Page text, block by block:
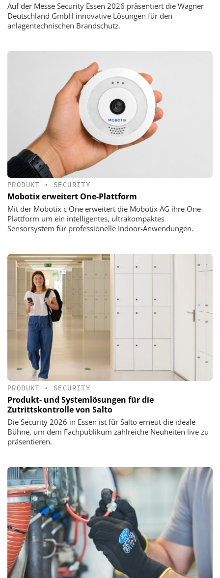
Auf der Messe Security Essen 2026 präsentiert die Wagner
Deutschland GmbH innovative Lösungen für den
anlagentechnischen Brandschutz.
PRODUKT • SECURITY
Mobotix erweitert One-Plattform
Mit der Mobotix c One erweitert die Mobotix AG ihre One-
Plattform um ein intelligentes, ultrakompaktes
Sensorsystem für professionelle Indoor-Anwendungen.
PRODUKT • SECURITY
Produkt- und Systemlösungen für die
Zutrittskontrolle von Salto
Die Security 2026 in Essen ist für Salto erneut die ideale
Bühne, um dem Fachpublikum zahlreiche Neuheiten live zu
präsentieren.